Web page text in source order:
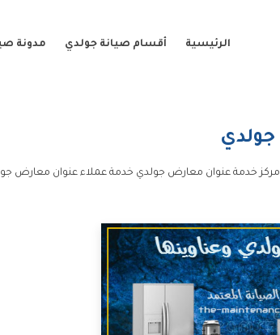
الرئيسية أقسام صيانة جولدي مدونة
جولدي
مركز خدمة عنوان معارض جولدي خدمة عملاء عنوان معارض